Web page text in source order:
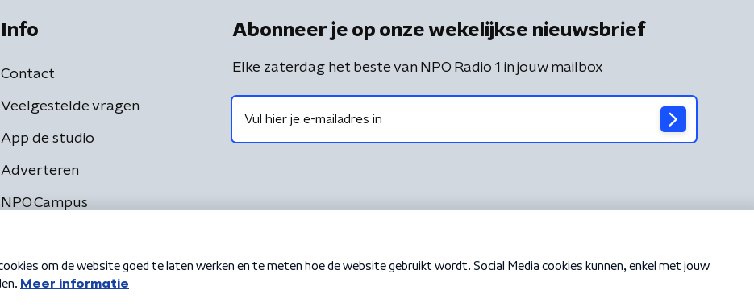
Info
Contact
Veelgestelde vragen
App de studio
Adverteren
NPO Campus
Abonneer je op onze wekelijkse nieuwsbrief
Elke zaterdag het beste van NPO Radio 1 in jouw mailbox